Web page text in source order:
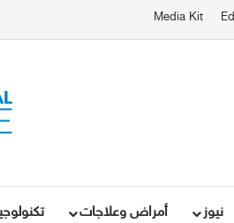
Media Kit
نيوز أمراض وعلاجات